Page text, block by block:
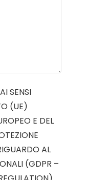
SENSI
(UE)
E DEL
AL
(GDPR –